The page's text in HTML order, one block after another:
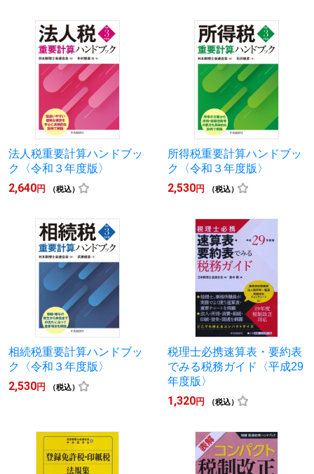
法人税重要計算ハンドブッ
ク〈令和３年度版〉
2,640円 （税込）
所得税重要計算ハンドブッ
ク〈令和３年度版〉
2,530円 （税込）
相続税重要計算ハンドブッ
ク〈令和３年度版〉
2,530円 （税込）
税理士必携速算表・要約表
でみる税務ガイド〈平成29
年度版〉
1,320円 （税込）